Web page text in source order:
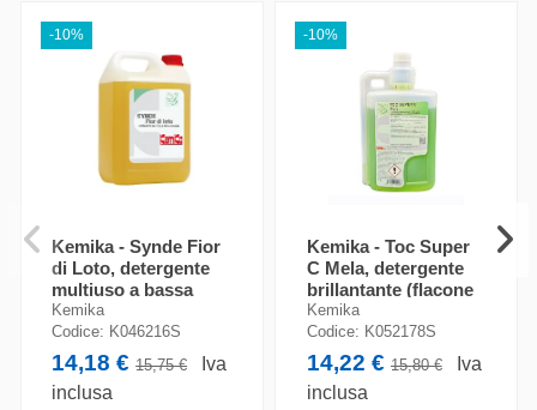
-10%
Kemika - Synde Fior
di Loto, detergente
multiuso a bassa
schiuma (tanica da 5
kg)
Kemika
Codice: K046216S
14,18 €15,75 €
Iva
inclusa
-10%
Kemika - Toc Super
C Mela, detergente
brillantante (flacone
da 1 kg)
Kemika
Codice: K052178S
14,22 € 15,80 €
Iva
inclusa